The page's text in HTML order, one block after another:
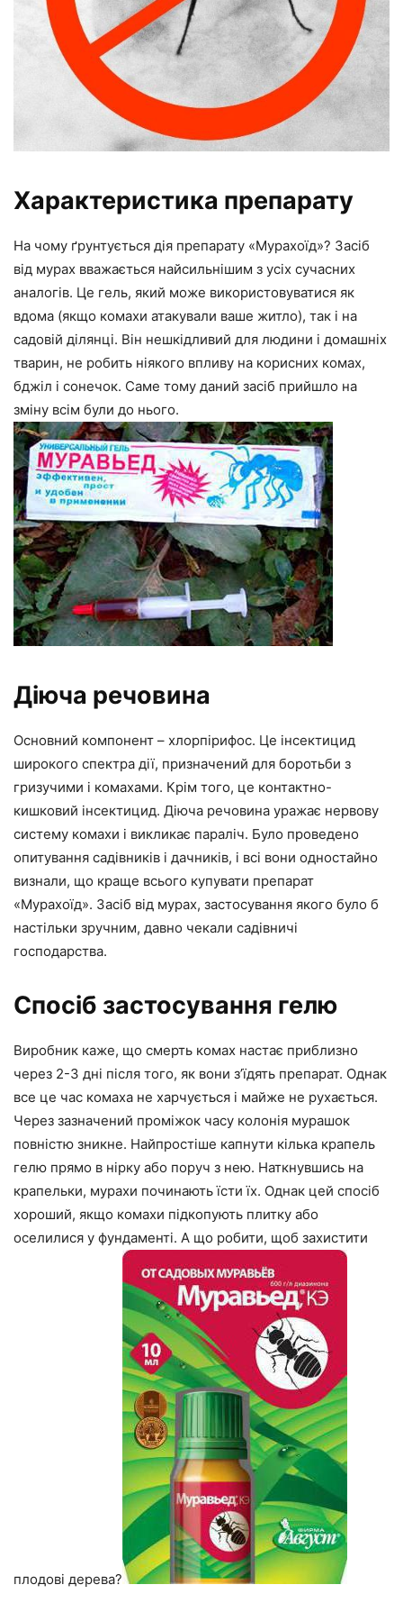
Характеристика препарату
На чому ґрунтується дія препарату «Мурахоїд»? Засіб
від мурах вважається найсильнішим з усіх сучасних
аналогів. Це гель, який може використовуватися як
вдома (якщо комахи атакували ваше житло), так і на
садовій ділянці. Він нешкідливий для людини і домашніх
тварин, не робить ніякого впливу на корисних комах,
бджіл і сонечок. Саме тому даний засіб прийшло на
зміну всім були до нього.
Діюча речовина
Основний компонент – хлорпірифос. Це інсектицид
широкого спектра дії, призначений для боротьби з
гризучими і комахами. Крім того, це контактно-
кишковий інсектицид. Діюча речовина уражає нервову
систему комахи і викликає параліч. Було проведено
опитування садівників і дачників, і всі вони одностайно
визнали, що краще всього купувати препарат
«Мурахоїд». Засіб від мурах, застосування якого було б
настільки зручним, давно чекали садівничі
господарства.
Спосіб застосування гелю
Виробник каже, що смерть комах настає приблизно
через 2-3 дні після того, як вони з’їдять препарат. Однак
все це час комаха не харчується і майже не рухається.
Через зазначений проміжок часу колонія мурашок
повністю зникне. Найпростіше капнути кілька крапель
гелю прямо в нірку або поруч з нею. Наткнувшись на
крапельки, мурахи починають їсти їх. Однак цей спосіб
хороший, якщо комахи підкопують плитку або
оселилися у фундаменті. А що робити, щоб захистити
плодові дерева?